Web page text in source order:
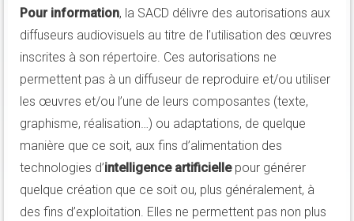
Pour information, la SACD délivre des autorisations aux
diffuseurs audiovisuels au titre de l’utilisation des œuvres
inscrites à son répertoire. Ces autorisations ne
permettent pas à un diffuseur de reproduire et/ou utiliser
les œuvres et/ou l’une de leurs composantes (texte,
graphisme, réalisation…) ou adaptations, de quelque
manière que ce soit, aux fins d’alimentation des
technologies d’intelligence artificiellepour générer
quelque création que ce soit ou, plus généralement, à
des fins d’exploitation. Elles ne permettent pas non plus